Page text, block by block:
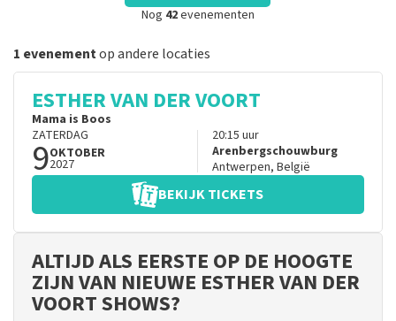
Nog 42evenementen
1 evenementop andere locaties
ESTHER VAN DER VOORT
Mama is Boos
ZATERDAG
9OKTOBER
2027
20:15 uur
Arenbergschouwburg
Antwerpen, België
BEKIJK TICKETS
ALTIJD ALS EERSTE OP DE HOOGTE
ZIJN VAN NIEUWE ESTHER VAN DER
VOORT SHOWS?